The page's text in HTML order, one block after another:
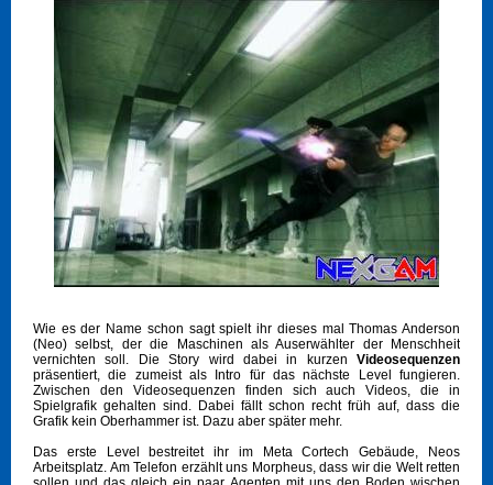
Wie es der Name schon sagt spielt ihr dieses mal Thomas Anderson
(Neo) selbst, der die Maschinen als Auserwählter der Menschheit
vernichten soll. Die Story wird dabei in kurzen Videosequenzen
präsentiert, die zumeist als Intro für das nächste Level fungieren.
Zwischen den Videosequenzen finden sich auch Videos, die in
Spielgrafik gehalten sind. Dabei fällt schon recht früh auf, dass die
Grafik kein Oberhammer ist. Dazu aber später mehr.
Das erste Level bestreitet ihr im Meta Cortech Gebäude, Neos
Arbeitsplatz. Am Telefon erzählt uns Morpheus, dass wir die Welt retten